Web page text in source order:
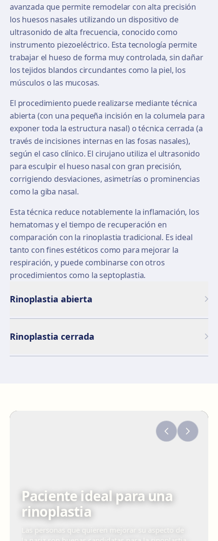
avanzada que permite remodelar con alta precisión
los huesos nasales utilizando un dispositivo de
ultrasonido de alta frecuencia, conocido como
instrumento piezoeléctrico. Esta tecnología permite
trabajar el hueso de forma muy controlada, sin dañar
los tejidos blandos circundantes como la piel, los
músculos o las mucosas.
El procedimiento puede realizarse mediante técnica
abierta (con una pequeña incisión en la columela para
exponer toda la estructura nasal) o técnica cerrada (a
través de incisiones internas en las fosas nasales),
según el caso clínico. El cirujano utiliza el ultrasonido
para esculpir el hueso nasal con gran precisión,
corrigiendo desviaciones, asimetrías o prominencias
como la giba nasal.
Esta técnica reduce notablemente la inflamación, los
hematomas y el tiempo de recuperación en
comparación con la rinoplastia tradicional. Es ideal
tanto con fines estéticos como para mejorar la
respiración, y puede combinarse con otros
procedimientos como la septoplastia.
Rinoplastia abierta
Rinoplastia cerrada
Paciente ideal para una
rinoplastia
Las personas que quieren mejorar su aspecto de